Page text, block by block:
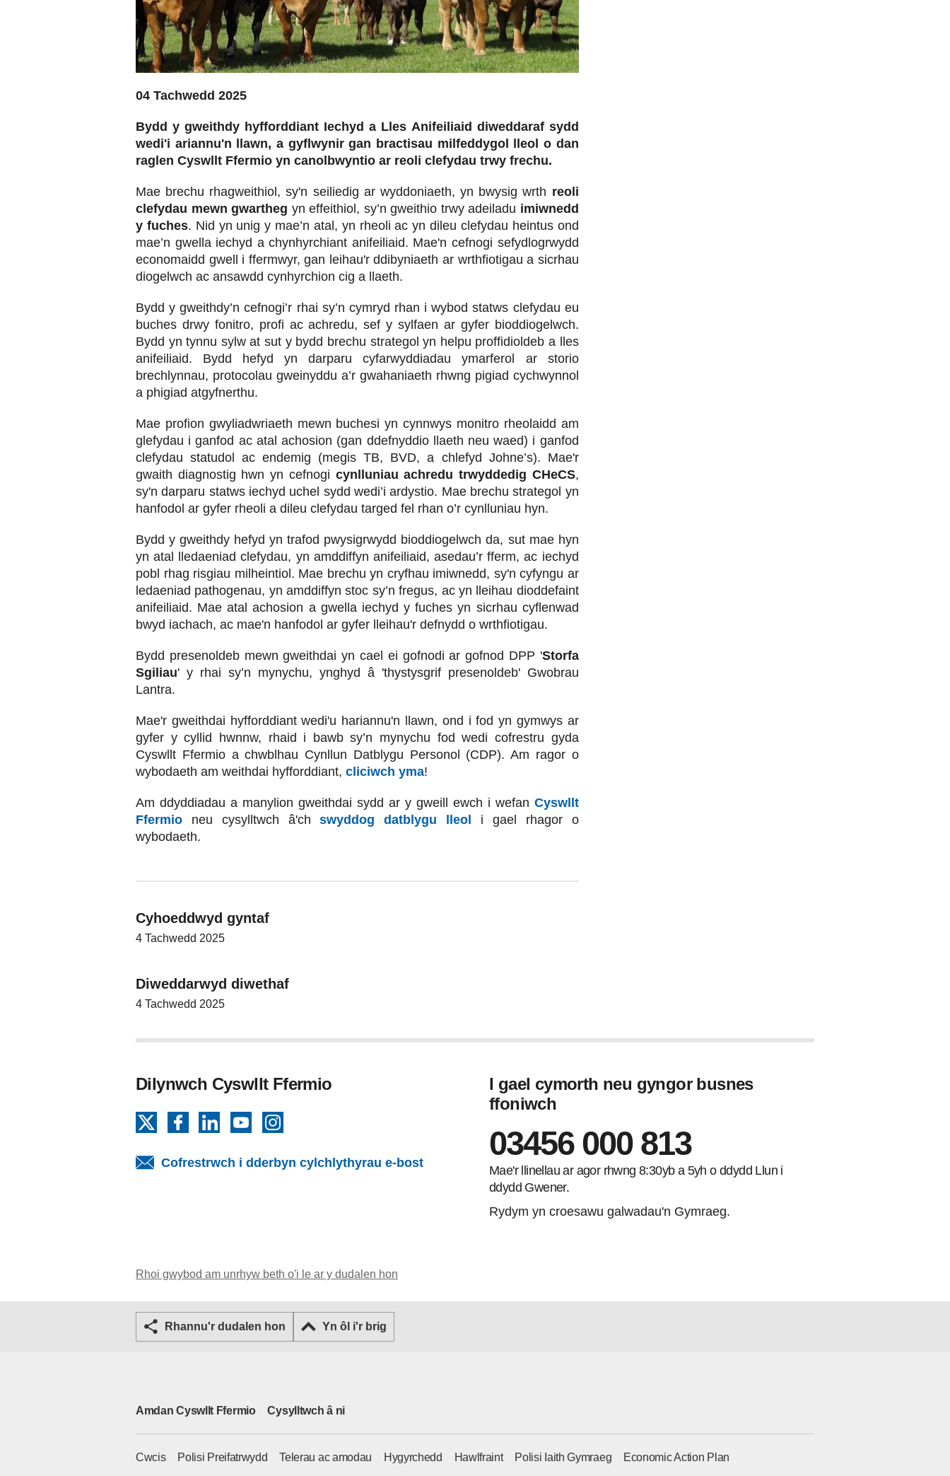
04 Tachwedd 2025
Bydd y gweithdy hyfforddiant Iechyd a Lles Anifeiliaid diweddaraf sydd
wedi'i ariannu'n llawn, a gyflwynir gan bractisau milfeddygol lleol o dan
raglen Cyswllt Ffermio yn canolbwyntio ar reoli clefydau trwy frechu.
Mae brechu rhagweithiol, sy'n seiliedig ar wyddoniaeth, yn bwysig wrth reoli
clefydau mewn gwartheg yn effeithiol, sy’n gweithio trwy adeiladu imiwnedd
y fuches. Nid yn unig y mae’n atal, yn rheoli ac yn dileu clefydau heintus ond
mae’n gwella iechyd a chynhyrchiant anifeiliaid. Mae'n cefnogi sefydlogrwydd
economaidd gwell i ffermwyr, gan leihau'r ddibyniaeth ar wrthfiotigau a sicrhau
diogelwch ac ansawdd cynhyrchion cig a llaeth.
Bydd y gweithdy’n cefnogi’r rhai sy’n cymryd rhan i wybod statws clefydau eu
buches drwy fonitro, profi ac achredu, sef y sylfaen ar gyfer bioddiogelwch.
Bydd yn tynnu sylw at sut y bydd brechu strategol yn helpu proffidioldeb a lles
anifeiliaid. Bydd hefyd yn darparu cyfarwyddiadau ymarferol ar storio
brechlynnau, protocolau gweinyddu a’r gwahaniaeth rhwng pigiad cychwynnol
a phigiad atgyfnerthu.
Mae profion gwyliadwriaeth mewn buchesi yn cynnwys monitro rheolaidd am
glefydau i ganfod ac atal achosion (gan ddefnyddio llaeth neu waed) i ganfod
clefydau statudol ac endemig (megis TB, BVD, a chlefyd Johne’s). Mae'r
gwaith diagnostig hwn yn cefnogi cynlluniau achredu trwyddedig CHeCS,
sy'n darparu statws iechyd uchel sydd wedi’i ardystio. Mae brechu strategol yn
hanfodol ar gyfer rheoli a dileu clefydau targed fel rhan o’r cynlluniau hyn.
Bydd y gweithdy hefyd yn trafod pwysigrwydd bioddiogelwch da, sut mae hyn
yn atal lledaeniad clefydau, yn amddiffyn anifeiliaid, asedau’r fferm, ac iechyd
pobl rhag risgiau milheintiol. Mae brechu yn cryfhau imiwnedd, sy'n cyfyngu ar
ledaeniad pathogenau, yn amddiffyn stoc sy’n fregus, ac yn lleihau dioddefaint
anifeiliaid. Mae atal achosion a gwella iechyd y fuches yn sicrhau cyflenwad
bwyd iachach, ac mae'n hanfodol ar gyfer lleihau'r defnydd o wrthfiotigau.
Bydd presenoldeb mewn gweithdai yn cael ei gofnodi ar gofnod DPP 'Storfa
Sgiliau' y rhai sy’n mynychu, ynghyd â 'thystysgrif presenoldeb' Gwobrau
Lantra.
Mae'r gweithdai hyfforddiant wedi'u hariannu'n llawn, ond i fod yn gymwys ar
gyfer y cyllid hwnnw, rhaid i bawb sy’n mynychu fod wedi cofrestru gyda
Cyswllt Ffermio a chwblhau Cynllun Datblygu Personol (CDP). Am ragor o
wybodaeth am weithdai hyfforddiant, cliciwch yma!
Am ddyddiadau a manylion gweithdai sydd ar y gweill ewch i wefan Cyswllt
Ffermio neu cysylltwch â'chswyddog datblygu lleol
i gael rhagor o
wybodaeth.
Cyhoeddwyd gyntaf
4 Tachwedd 2025
Diweddarwyd diwethaf
4 Tachwedd 2025
Dilynwch Cyswllt Ffermio
FacebookLinkedInYouTube
Cofrestrwch i dderbyn cylchlythyrau e-bost
I gael cymorth neu gyngor busnes
ffoniwch
03456 000 813
Mae'r llinellau ar agor rhwng 8:30yb a 5yh o ddydd Llun i
ddydd Gwener.
Rydym yn croesawu galwadau'n Gymraeg.
Rhoi gwybod am unrhyw beth o'i le ar y dudalen hon
Rhannu'r dudalen hon Yn ôl i'r brig
Amdan Cyswllt Ffermio Cysylltwch â ni
Cwcis Polisi Preifatrwydd Telerau ac amodau Hygyrchedd Hawlfraint Polisi Iaith Gymraeg Economic Action Plan